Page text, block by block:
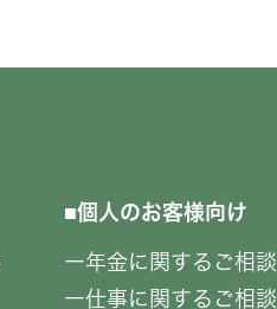
個人のお客様向け
年金に関するご相談
仕事に関するご相談